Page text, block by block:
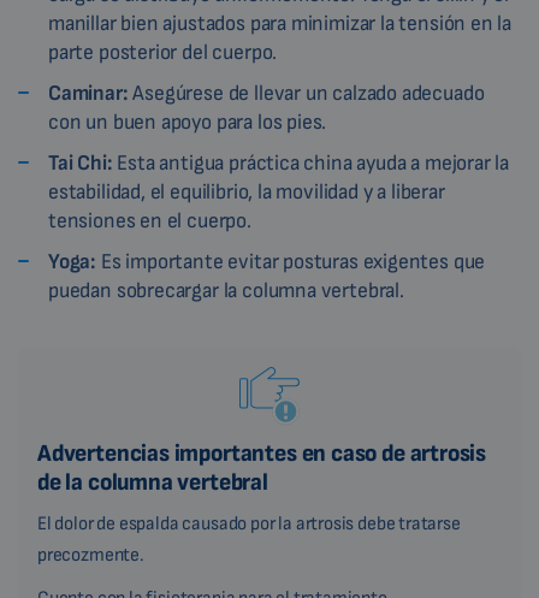
manillar bien ajustados para minimizar la tensión en la
parte posterior del cuerpo.
Caminar:Asegúrese de llevar un calzado adecuado
con un buen apoyo para los pies.
Tai Chi: Esta antigua práctica china ayuda a mejorar la
estabilidad, el equilibrio, la movilidad y a liberar
tensiones en el cuerpo.
Yoga: Es importante evitar posturas exigentes que
puedan sobrecargar la columna vertebral.
Advertencias importantes en caso de artrosis
de la columna vertebral
El dolor de espalda causado por la artrosis debe tratarse
precozmente.